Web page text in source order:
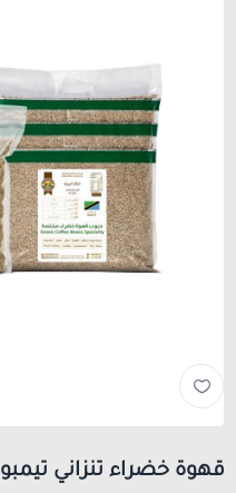
قهوة خضراء تنزاني تيمبو